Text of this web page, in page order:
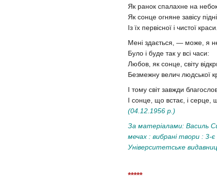
Як ранок спалахне на
Як сонце огняне завісу
Із їх первісної і чистої
Мені здається, — може, я
Було і буде так у всі часи:
Любов, як сонце, світу
Безмежну велич людської
І тому світ завжди
І сонце, що встає, і серце,
(04.12.1956 р.)
За матеріалами: Василь
мечах : вибрані твори : 3-
Університетське
*****